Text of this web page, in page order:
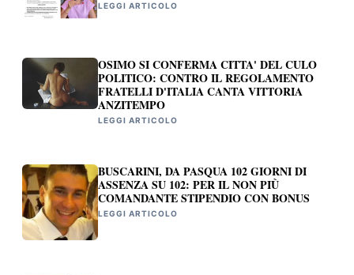
LEGGI ARTICOLO
OSIMO SI CONFERMA CITTA' DEL CULO
POLITICO: CONTRO IL REGOLAMENTO
FRATELLI D'ITALIA CANTA VITTORIA
ANZITEMPO
LEGGI ARTICOLO
BUSCARINI, DA PASQUA 102 GIORNI DI
ASSENZA SU 102: PER IL NON PIÙ
COMANDANTE STIPENDIO CON BONUS
LEGGI ARTICOLO